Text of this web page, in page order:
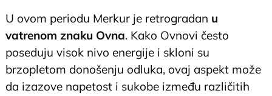
U ovom periodu Merkur je retrogradan u
vatrenom znaku Ovna. Kako Ovnovi često
poseduju visok nivo energije i skloni su
brzopletom donošenju odluka, ovaj aspekt može
da izazove napetost i sukobe između različitih